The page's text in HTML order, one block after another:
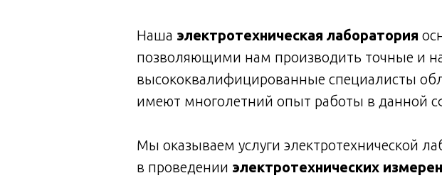
Наша электротехническая лаборатория
позволяющими нам производить точные и
высококвалифицированные специалисты
имеют многолетний опыт работы в данной
Мы оказываем услуги электротехнической
в проведении электротехнических